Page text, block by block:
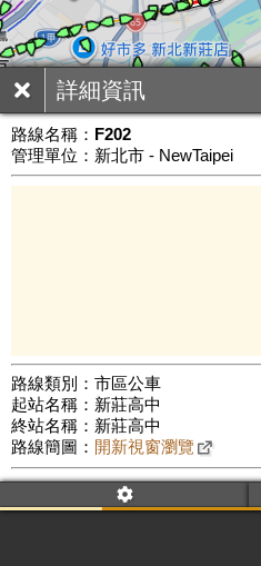
詳細資訊
路線名稱： F202
管理單位：新北市 - NewTaipei
路線類別：市區公車
起站名稱：新莊高中
終站名稱：新莊高中
路線簡圖： 開新視窗瀏覽
附屬名稱：F202
首班時間：平日(06:00)、假日
公車數量: 累計6494、上線5509